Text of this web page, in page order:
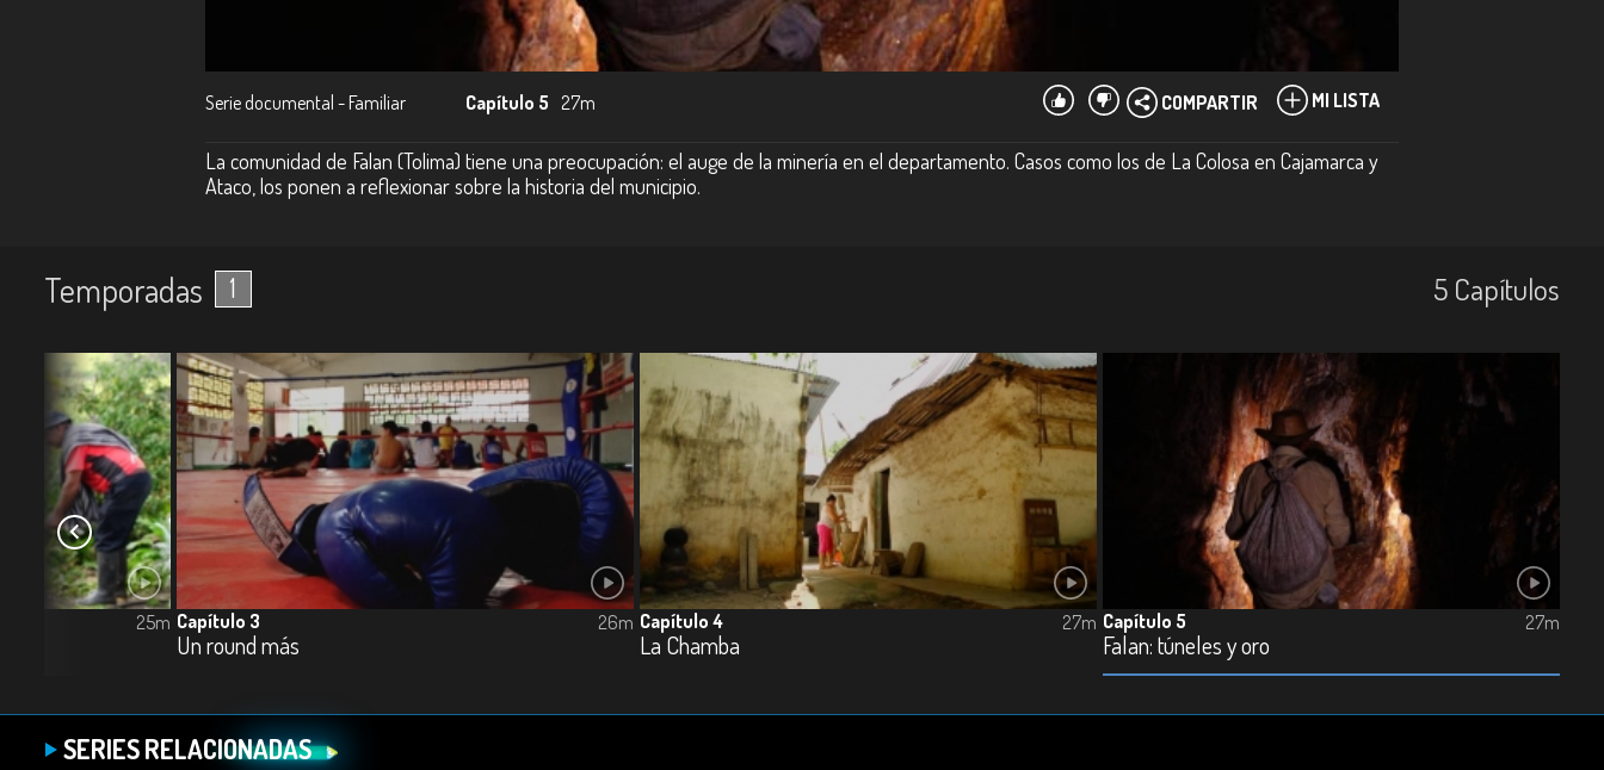
Serie documental - Familiar Capítulo 5 27m MI LISTA
COMPARTIR
La comunidad de Falan (Tolima) tiene una preocupación: el auge de la minería en el departamento. Casos como los de La Colosa en Cajamarca y
Ataco, los ponen a reflexionar sobre la historia del municipio.
Temporadas 1 5 Capí­tulos
25m Capítulo 3
Un round más
26m Capítulo 4
La Chamba
27m Capítulo 5
Falan: túneles y oro
27m
SERIES RELACIONADAS